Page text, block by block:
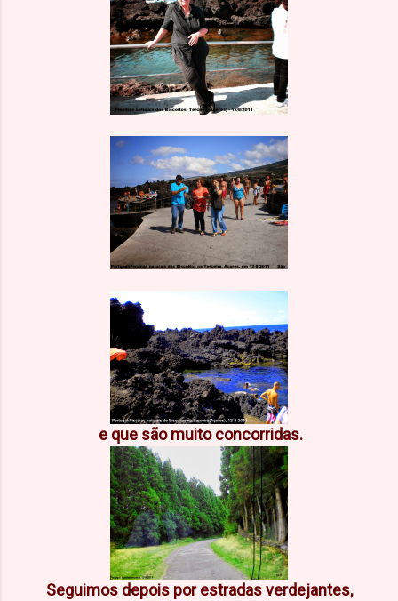
e que são muito concorridas.
Seguimos depois por estradas verdejantes,